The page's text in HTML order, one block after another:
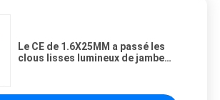
Le CE de 1.6X25MM a passé les
clous lisses lumineux de jambe